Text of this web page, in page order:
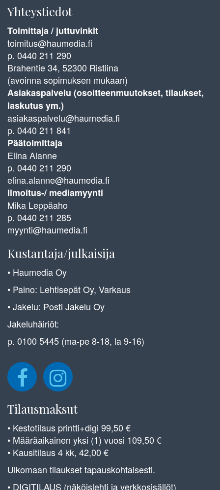
Yhteystiedot
Toimittaja / juttuvinkit
toimitus@haumedia.fi
p. 0440 211 290
Brahentie 34, 52300 Ristiina
(avoinna sopimuksen mukaan)
Asiakaspalvelu (osoitteenmuutokset, tilaukset,
laskutus ym.)
asiakaspalvelu@haumedia.fi
p. 0440 211 841
Päätoimittaja
Elina Alanne
p. 0440 211 290
elina.alanne@haumedia.fi
Ilmoitus-/ mediamyynti
Mika Leppäaho
p. 0440 211 285
myynti@haumedia.fi
Kustantaja/julkaisija
• Haumedia Oy
• Paino: Lehtisepät Oy, Varkaus
• Jakelu: Posti Jakelu Oy
Jakeluhäiriöt:
p. 0100 5445 (ma-pe 8-18, la 9-16)
Tilausmaksut
• Kestotilaus printti+digi 99,50 €
• Määräaikainen yksi (1) vuosi 109,50 €
• Kausitilaus 4 kk, 42,00 €
Ulkomaan tilaukset tapauskohtaisesti.
• DIGITILAUS (näköislehti ja verkkosisällöt)